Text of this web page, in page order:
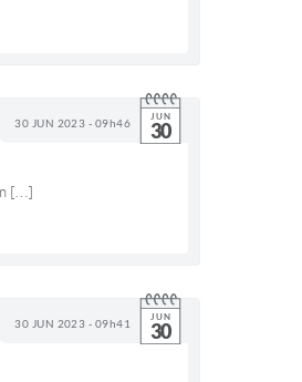
30 JUN 2023 - 09h46 JUN
30
[…]
30 JUN 2023 - 09h41 JUN
30